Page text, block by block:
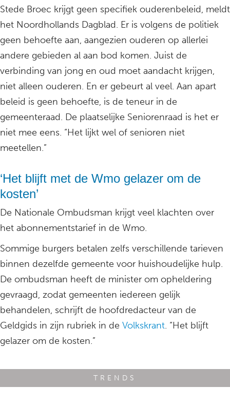
Stede Broec krijgt geen specifiek ouderenbeleid, meldt
het Noordhollands Dagblad. Er is volgens de politiek
geen behoefte aan, aangezien ouderen op allerlei
andere gebieden al aan bod komen. Juist de
verbinding van jong en oud moet aandacht krijgen,
niet alleen ouderen. En er gebeurt al veel. Aan apart
beleid is geen behoefte, is de teneur in de
gemeenteraad. De plaatselijke Seniorenraad is het er
niet mee eens. “Het lijkt wel of senioren niet
meetellen.”
‘Het blijft met de Wmo gelazer om de
kosten’
De Nationale Ombudsman krijgt veel klachten over
het abonnementstarief in de Wmo.
Sommige burgers betalen zelfs verschillende tarieven
binnen dezelfde gemeente voor huishoudelijke hulp.
De ombudsman heeft de minister om opheldering
gevraagd, zodat gemeenten iedereen gelijk
behandelen, schrijft de hoofdredacteur van de
Geldgids in zijn rubriek in de Volkskrant. “Het blijft
gelazer om de kosten.”
TRENDS